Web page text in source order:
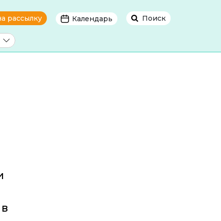
рассылку Календарь Поиск